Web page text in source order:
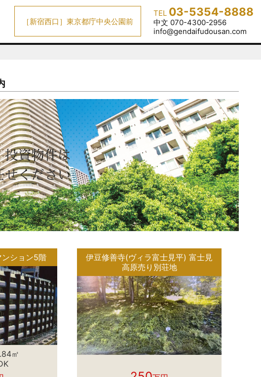
［新宿西口］東京都庁中央公園前
TEL 03-5354-8888
中文 070-4300-2956
info@gendaifudousan.com
ンション5階
㎡
伊豆修善寺(ヴィラ富士見平) 富士見
高原売り別荘地